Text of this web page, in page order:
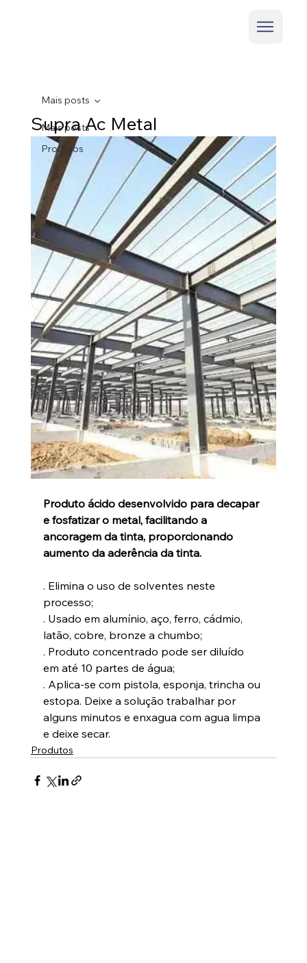
Mais posts
Produtos
Mais posts
Supra Ac Metal
Produto ácido desenvolvido para decapar
e fosfatizar o metal, facilitando a
ancoragem da tinta, proporcionando
aumento da aderência da tinta.
. Elimina o uso de solventes neste
processo;
. Usado em alumínio, aço, ferro, cádmio,
latão, cobre, bronze a chumbo;
. Produto concentrado pode ser diluído
em até 10 partes de água;
. Aplica-se com pistola, esponja, trincha ou
estopa. Deixe a solução trabalhar por
alguns minutos e enxagua com agua limpa
e deixe secar.
Produtos